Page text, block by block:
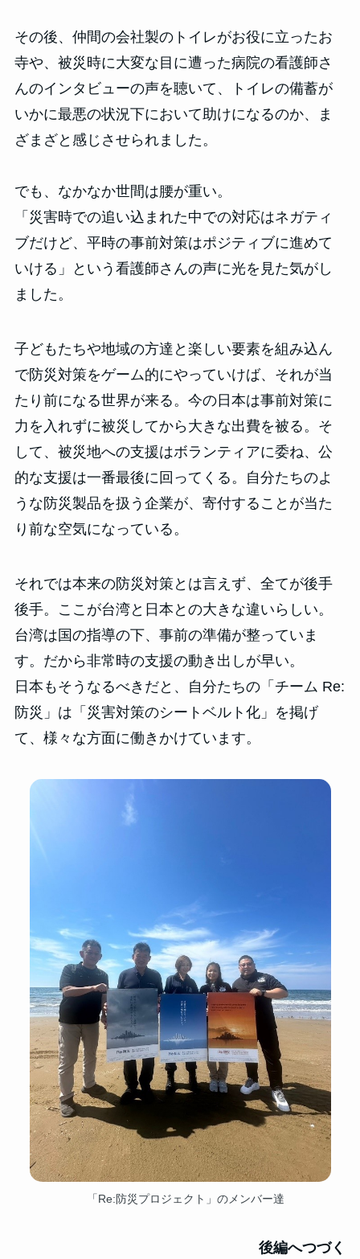
その後、仲間の会社製のトイレがお役に立ったお
寺や、被災時に大変な目に遭った病院の看護師さ
んのインタビューの声を聴いて、トイレの備蓄が
いかに最悪の状況下において助けになるのか、ま
ざまざと感じさせられました。
でも、なかなか世間は腰が重い。
「災害時での追い込まれた中での対応はネガティ
ブだけど、平時の事前対策はポジティブに進めて
いける」という看護師さんの声に光を見た気がし
ました。
子どもたちや地域の方達と楽しい要素を組み込ん
で防災対策をゲーム的にやっていけば、それが当
たり前になる世界が来る。今の日本は事前対策に
力を入れずに被災してから大きな出費を被る。そ
して、被災地への支援はボランティアに委ね、公
的な支援は一番最後に回ってくる。自分たちのよ
うな防災製品を扱う企業が、寄付することが当た
り前な空気になっている。
それでは本来の防災対策とは言えず、全てが後手
後手。ここが台湾と日本との大きな違いらしい。
台湾は国の指導の下、事前の準備が整っていま
す。だから非常時の支援の動き出しが早い。
日本もそうなるべきだと、自分たちの「チーム Re:
防災」は「災害対策のシートベルト化」を掲げ
て、様々な方面に働きかけています。
「Re:防災プロジェクト」のメンバー達
後編へつづく